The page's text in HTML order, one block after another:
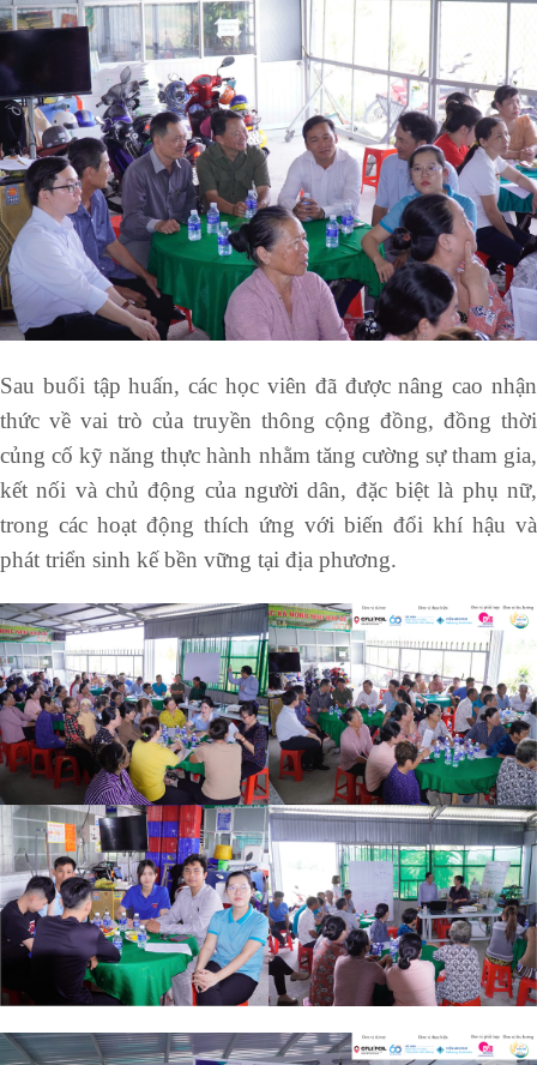
Sau buổi tập huấn, các học viên đã được nâng cao nhận
thức về vai trò của truyền thông cộng đồng, đồng thời
củng cố kỹ năng thực hành nhằm tăng cường sự tham gia,
kết nối và chủ động của người dân, đặc biệt là phụ nữ,
trong các hoạt động thích ứng với biến đổi khí hậu và
phát triển sinh kế bền vững tại địa phương.